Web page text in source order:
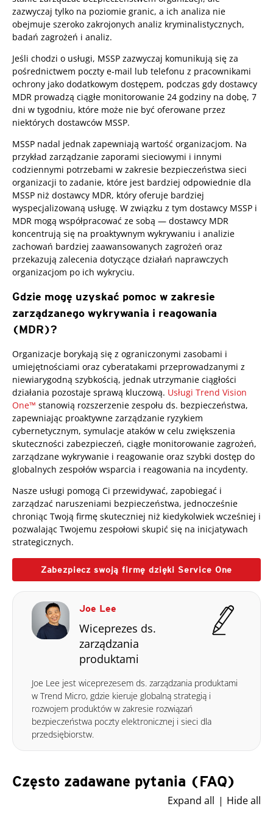
zazwyczaj tylko na poziomie granic, a ich analiza nie
obejmuje szeroko zakrojonych analiz kryminalistycznych,
badań zagrożeń i analiz.
Jeśli chodzi o usługi, MSSP zazwyczaj komunikują się za
pośrednictwem poczty e-mail lub telefonu z pracownikami
ochrony jako dodatkowym dostępem, podczas gdy dostawcy
MDR prowadzą ciągłe monitorowanie 24 godziny na dobę, 7
dni w tygodniu, które może nie być oferowane przez
niektórych dostawców MSSP.
MSSP nadal jednak zapewniają wartość organizacjom. Na
przykład zarządzanie zaporami sieciowymi i innymi
codziennymi potrzebami w zakresie bezpieczeństwa sieci
organizacji to zadanie, które jest bardziej odpowiednie dla
MSSP niż dostawcy MDR, który oferuje bardziej
wyspecjalizowaną usługę. W związku z tym dostawcy MSSP i
MDR mogą współpracować ze sobą — dostawcy MDR
koncentrują się na proaktywnym wykrywaniu i analizie
zachowań bardziej zaawansowanych zagrożeń oraz
przekazują zalecenia dotyczące działań naprawczych
organizacjom po ich wykryciu.
Gdzie mogę uzyskać pomoc w zakresie
zarządzanego wykrywania i reagowania
(MDR)?
Organizacje borykają się z ograniczonymi zasobami i
umiejętnościami oraz cyberatakami przeprowadzanymi z
niewiarygodną szybkością, jednak utrzymanie ciągłości
działania pozostaje sprawą kluczową. Usługi Trend Vision
One™
Services
stanowią rozszerzenie zespołu ds. bezpieczeństwa,
zapewniając proaktywne zarządzanie ryzykiem
cybernetycznym, symulacje ataków w celu zwiększenia
skuteczności zabezpieczeń, ciągłe monitorowanie zagrożeń,
zarządzane wykrywanie i reagowanie oraz szybki dostęp do
globalnych zespołów wsparcia i reagowania na incydenty.
Nasze usługi pomogą Ci przewidywać, zapobiegać i
zarządzać naruszeniami bezpieczeństwa, jednocześnie
chroniąc Twoją firmę skuteczniej niż kiedykolwiek wcześniej i
pozwalając Twojemu zespołowi skupić się na inicjatywach
strategicznych.
Zabezpiecz swoją firmę dzięki Service One
Joe Lee
Wiceprezes ds.
zarządzania
produktami
Joe Lee jest wiceprezesem ds. zarządzania produktami
w Trend Micro, gdzie kieruje globalną strategią i
rozwojem produktów w zakresie rozwiązań
bezpieczeństwa poczty elektronicznej i sieci dla
przedsiębiorstw.
Często zadawane pytania (FAQ)
Expand all Hide all